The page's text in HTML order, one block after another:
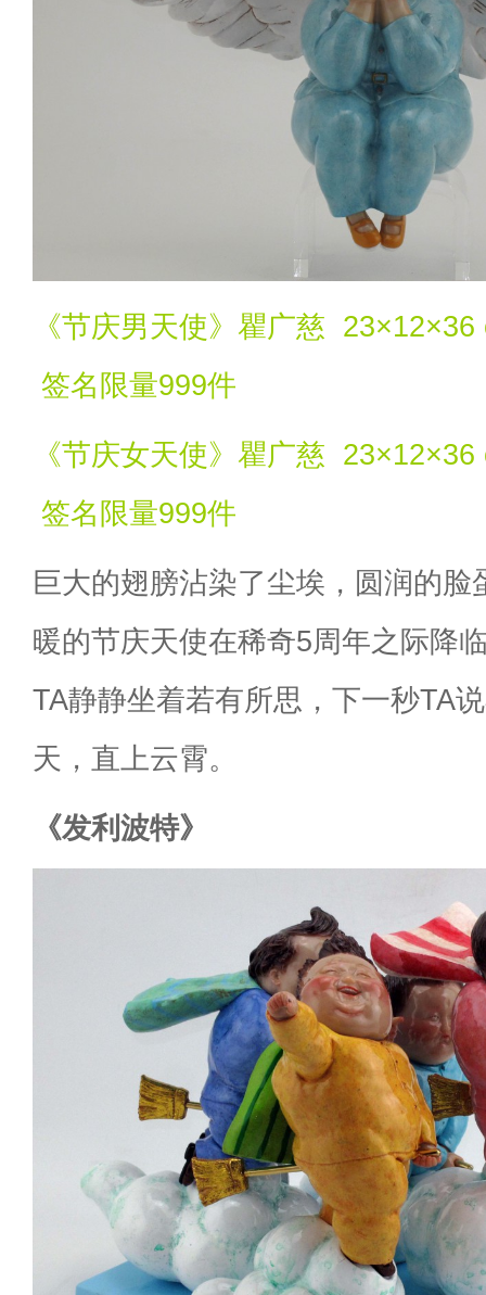
《节庆男天使》瞿广慈
签名限量999件
《节庆女天使》瞿广慈
签名限量999件
巨大的翅膀沾染了尘埃，圆润的脸
暖的节庆天使在稀奇5周年之际降
TA静静坐着若有所思，下一秒TA
天，直上云霄。
《发利波特》